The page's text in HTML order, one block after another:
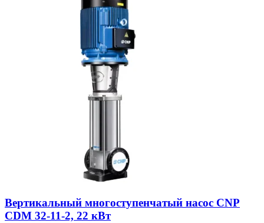
Вертикальный многоступенчатый насос CNP
CDM 32-11-2, 22 кВт